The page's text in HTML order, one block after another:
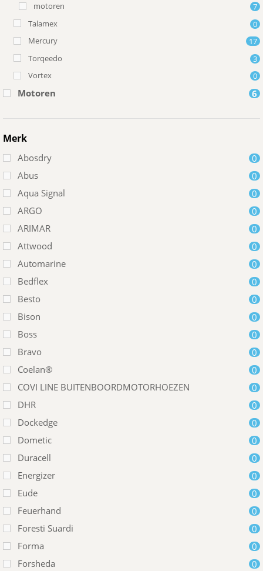
motoren
7
Talamex
0
Mercury
17
Torqeedo
3
Vortex
0
Motoren 6
Merk
Abosdry
0
Abus
0
Aqua Signal
0
ARGO
0
ARIMAR
0
Attwood
0
Automarine
0
Bedflex
0
Besto
0
Bison
0
Boss
0
Bravo
0
Coelan®
0
COVI LINE BUITENBOORDMOTORHOEZEN
0
DHR
0
Dockedge
0
Dometic
0
Duracell
0
Energizer
0
Eude
0
Feuerhand
0
Foresti Suardi
0
Forma
0
Forsheda
0